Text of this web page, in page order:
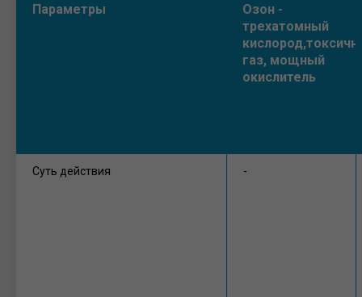
Параметры
Озон -
трехатомный
газ, мощный
окислитель
Суть действия -